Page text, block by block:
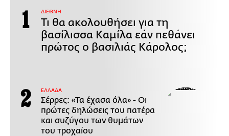
ΔΙΕΘΝΗ
Τι θα ακολουθήσει για τη
βασίλισσα Καμίλα εάν πεθάνει
πρώτος ο βασιλιάς Κάρολος;
ΕΛΛΑΔΑ
Σέρρες: «Τα έχασα όλα» - Οι
πρώτες δηλώσεις του πατέρα
και συζύγου των θυμάτων
του τροχαίου